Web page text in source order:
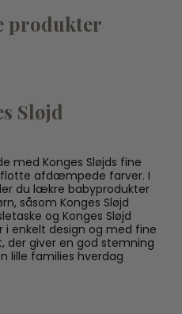
produkter
Sløjd
med Konges Sløjds fine
afdæmpede farver. I
du lækre babyprodukter
såsom Konges Sløjd
og Konges Sløjd
i enkelt design og med fine
der giver en god stemning
lille families hverdag